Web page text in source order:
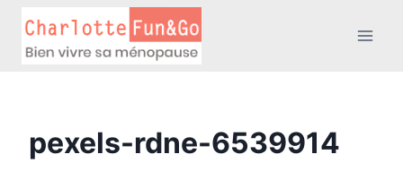
contenu
pexels-rdne-6539914